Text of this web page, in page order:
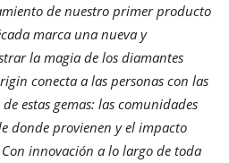
de nuestro primer producto
marca una nueva y
la magia de los diamantes
conecta a las personas con las
estas gemas: las comunidades
donde provienen y el impacto
innovación a lo largo de toda